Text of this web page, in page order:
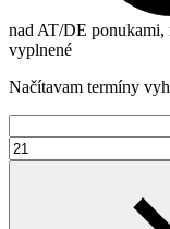
nad AT/DE ponukami,
vyplnené
Načítavam termíny